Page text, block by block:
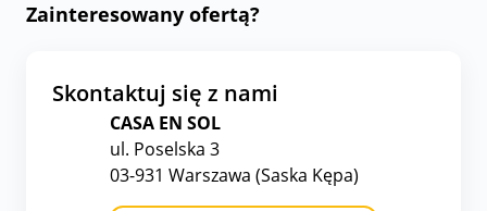
Zainteresowany ofertą?
Skontaktuj się z nami
CASA EN SOL
ul. Poselska 3
03-931 Warszawa (Saska Kępa)